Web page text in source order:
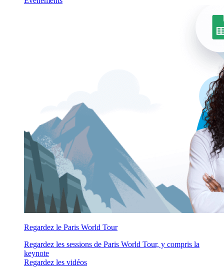
Regardez le Paris World Tour
Regardez les sessions de Paris World Tour, y compris la
keynote
Regardez les vidéos